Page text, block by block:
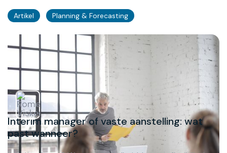
Artikel Planning & Forecasting
Interim manager of vaste aanstelling: wat
past wanneer?